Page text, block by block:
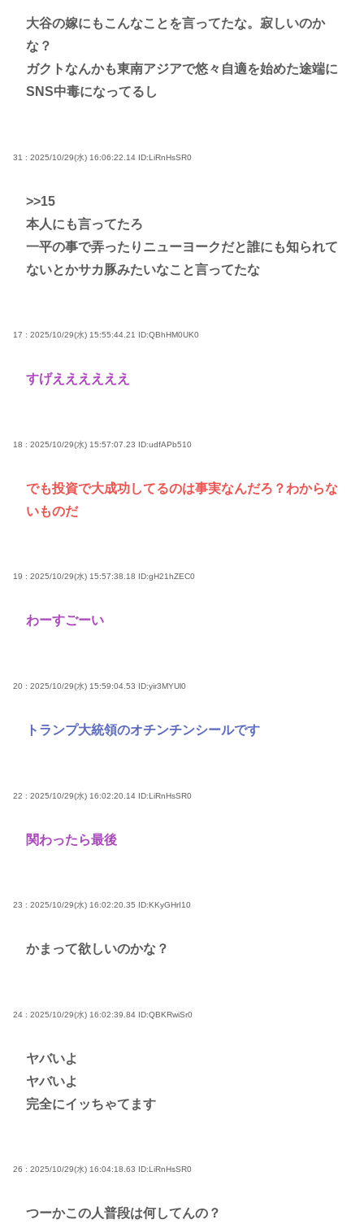
大谷の嫁にもこんなことを言ってたな。寂しいのか
な？
ガクトなんかも東南アジアで悠々自適を始めた途端に
SNS中毒になってるし
31 : 2025/10/29(水) 16:06:22.14 ID:LiRnHsSR0
>>15
本人にも言ってたろ
一平の事で弄ったりニューヨークだと誰にも知られて
ないとかサカ豚みたいなこと言ってたな
17 : 2025/10/29(水) 15:55:44.21 ID:QBhHM0UK0
すげええええええ
18 : 2025/10/29(水) 15:57:07.23 ID:udfAPb510
でも投資で大成功してるのは事実なんだろ？わからな
いものだ
19 : 2025/10/29(水) 15:57:38.18 ID:gH21hZEC0
わーすごーい
20 : 2025/10/29(水) 15:59:04.53 ID:yir3MYUl0
トランプ大統領のオチンチンシールです
22 : 2025/10/29(水) 16:02:20.14 ID:LiRnHsSR0
関わったら最後
23 : 2025/10/29(水) 16:02:20.35 ID:KKyGHrI10
かまって欲しいのかな？
24 : 2025/10/29(水) 16:02:39.84 ID:QBKRwiSr0
ヤバいよ
ヤバいよ
完全にイッちゃてます
26 : 2025/10/29(水) 16:04:18.63 ID:LiRnHsSR0
つーかこの人普段は何してんの？